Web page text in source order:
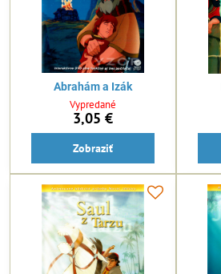
Abrahám a Izák
Vypredané
3,05 €
Zobraziť